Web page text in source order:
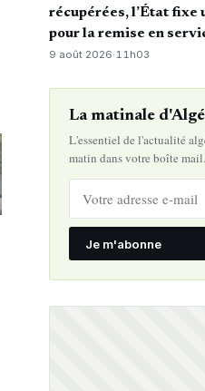
récupérées, l’État fixe
pour la remise en
9 août 2026· 11h03
La matinale
L'essentiel de l'actualité
matin dans votre boîte mail.
Je m'abonne